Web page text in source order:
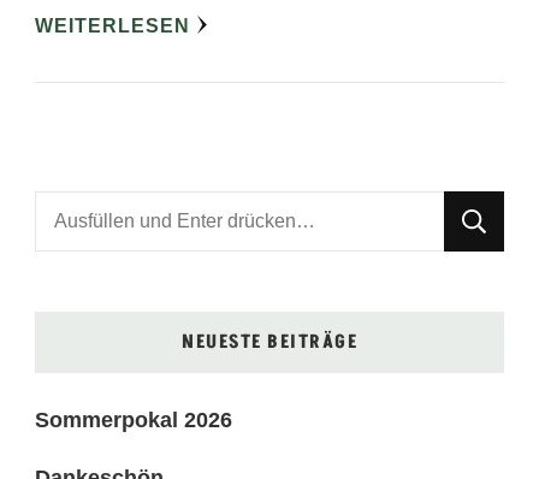
WEITERLESEN
Suchst
du
NEUESTE BEITRÄGE
Sommerpokal 2026